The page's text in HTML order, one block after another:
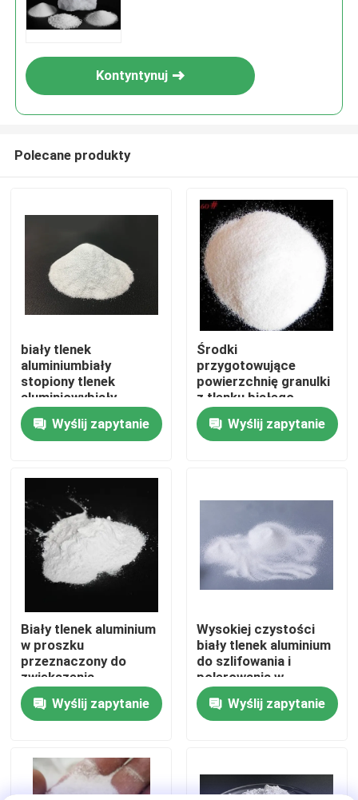
Produkty
O nas
Wycieczka po fabryce
Kontrola jakości
Skontaktuj się z nami
Poprosić o wycenę
Ceramiczne środki do piaskowania
Ceramiczne ścierniwo do piaskowania
Kontyntynuj
Polecane produkty
biały tlenek
aluminiumbiały
stopiony tlenek
aluminiowybiały
korund ścierającybiały
ziarno tlenku
aluminium
Wyślij zapytanie
Środki
przygotowujące
powierzchnię granulki
z tlenku białego
aluminium
Wyślij zapytanie
Biały tlenek aluminium
w proszku
przeznaczony do
zwiększenia
wydajności
polerowania w
przemyśle soczewek
półprzewodników
Wyślij zapytanie
Wysokiej czystości
biały tlenek aluminium
do szlifowania i
polerowania w
silnikach lotniczych i
elektronikach
Wyślij zapytanie